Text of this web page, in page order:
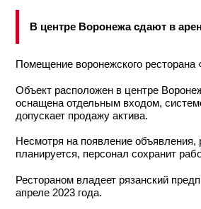
В центре Воронежа сдают в
Помещение воронежского ресторана
Объект расположен в центре
оснащена отдельным входом,
допускает продажу актива.
Несмотря на появление
планируется, персонал сохранит
Рестораном владеет рязанский
апреле 2023 года.